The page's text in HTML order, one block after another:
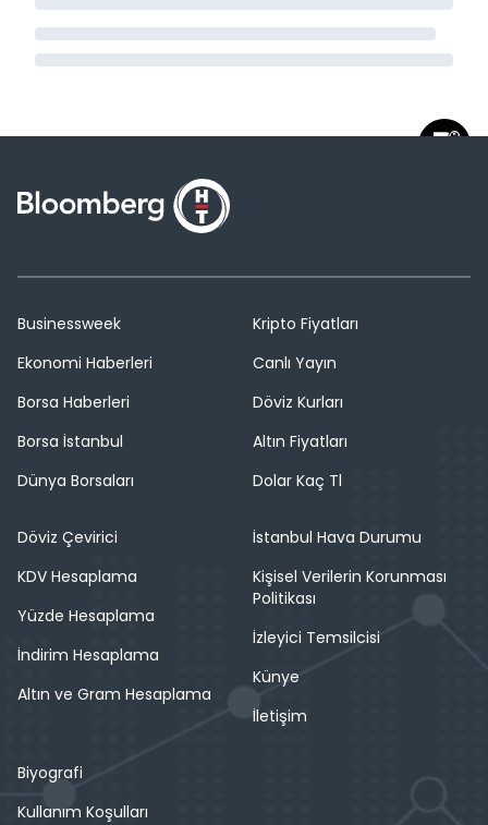
Businessweek
Ekonomi Haberleri
Borsa Haberleri
Borsa İstanbul
Dünya Borsaları
Kripto Fiyatları
Canlı Yayın
Döviz Kurları
Altın Fiyatları
Dolar Kaç Tl
Döviz Çevirici
KDV Hesaplama
Yüzde Hesaplama
İndirim Hesaplama
Altın ve Gram Hesaplama
İstanbul Hava Durumu
Kişisel Verilerin Korunması
Politikası
İzleyici Temsilcisi
Künye
İletişim
Biyografi
Kullanım Koşulları